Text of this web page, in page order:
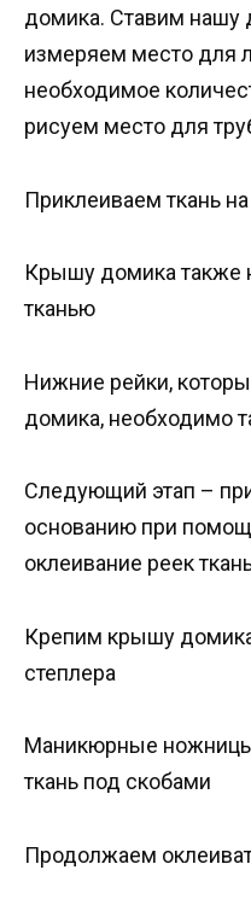
домика. Ставим нашу
измеряем место для
необходимое
рисуем место для
Приклеиваем ткань
Крышу домика также
тканью
Нижние рейки,
домика, необходимо
Следующий этап –
основанию при
оклеивание реек
Крепим крышу
степлера
Маникюрные ножницы
ткань под скобами
Продолжаем